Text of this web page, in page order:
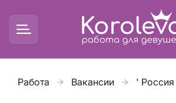
Работа Вакансии ' Россия